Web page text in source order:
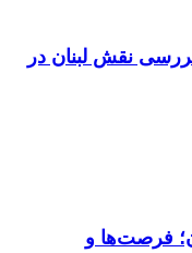
بررسی نقش لبنان در
فرصت‌ها و